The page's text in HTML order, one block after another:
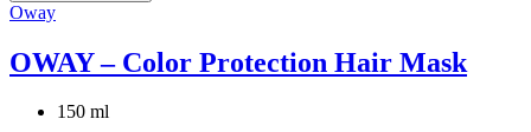
Oway
OWAY – Color Protection Hair Mask
150 ml